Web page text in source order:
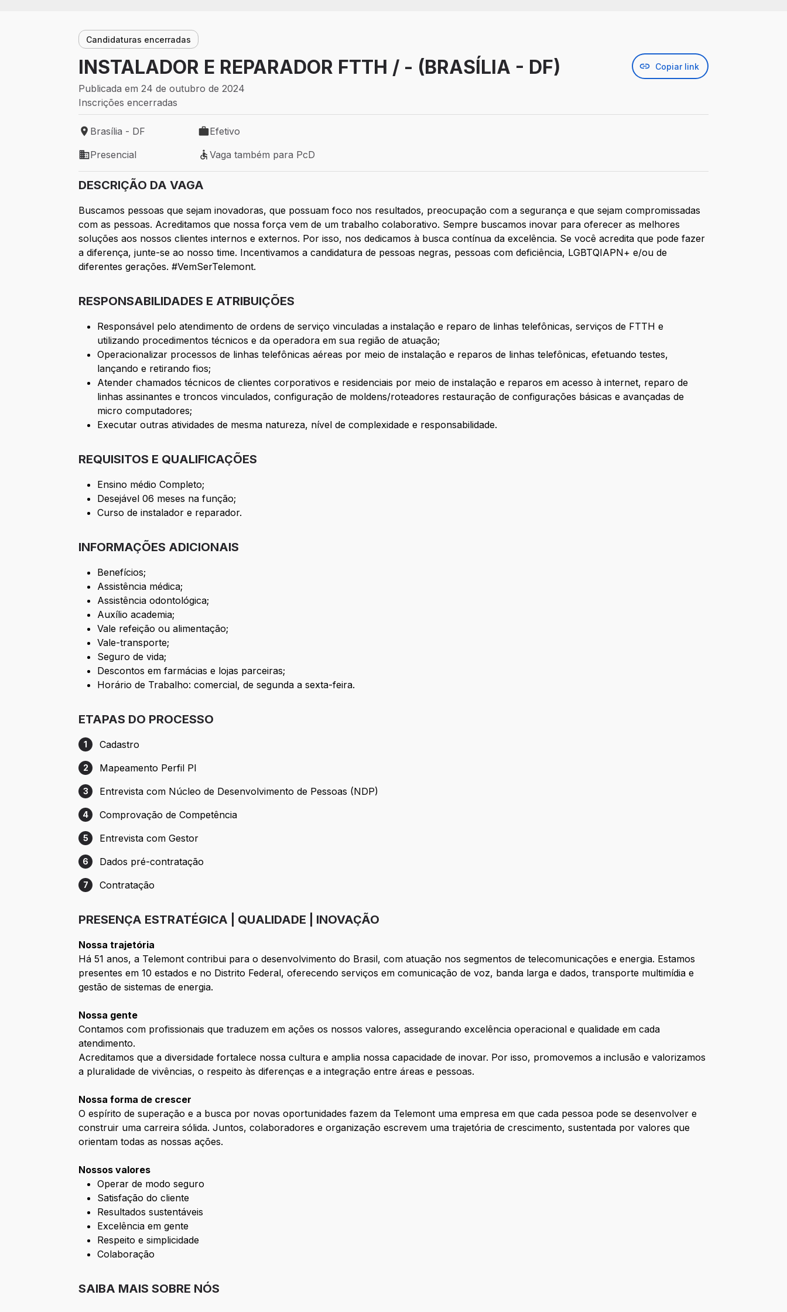
Candidaturas encerradas
INSTALADOR E REPARADOR FTTH / - (BRASÍLIA - DF) Copiar link
Publicada em 24 de outubro de 2024
Inscrições encerradas
Local de trabalho: Brasília - DF
Brasília - DF
Tipo de vaga: Efetivo
Efetivo
Modelo de trabalho: Presencial
Presencial
Vaga também para PcD
Vaga também para PcD
DESCRIÇÃO DA VAGA
Buscamos pessoas que sejam inovadoras, que possuam foco nos resultados, preocupação com a segurança e que sejam compromissadas
com as pessoas. Acreditamos que nossa força vem de um trabalho colaborativo. Sempre buscamos inovar para oferecer as melhores
soluções aos nossos clientes internos e externos. Por isso, nos dedicamos à busca contínua da excelência. Se você acredita que pode fazer
a diferença, junte-se ao nosso time. Incentivamos a candidatura de pessoas negras, pessoas com deficiência, LGBTQIAPN+ e/ou de
diferentes gerações. #VemSerTelemont.
RESPONSABILIDADES E ATRIBUIÇÕES
Responsável pelo atendimento de ordens de serviço vinculadas a instalação e reparo de linhas telefônicas, serviços de FTTH e
utilizando procedimentos técnicos e da operadora em sua região de atuação;
Operacionalizar processos de linhas telefônicas aéreas por meio de instalação e reparos de linhas telefônicas, efetuando testes,
lançando e retirando fios;
Atender chamados técnicos de clientes corporativos e residenciais por meio de instalação e reparos em acesso à internet, reparo de
linhas assinantes e troncos vinculados, configuração de moldens/roteadores restauração de configurações básicas e avançadas de
micro computadores;
Executar outras atividades de mesma natureza, nível de complexidade e responsabilidade.
REQUISITOS E QUALIFICAÇÕES
Ensino médio Completo;
Desejável 06 meses na função;
Curso de instalador e reparador.
INFORMAÇÕES ADICIONAIS
Benefícios;
Assistência médica;
Assistência odontológica;
Auxílio academia;
Vale refeição ou alimentação;
Vale-transporte;
Seguro de vida;
Descontos em farmácias e lojas parceiras;
Horário de Trabalho: comercial, de segunda a sexta-feira.
ETAPAS DO PROCESSO
Etapa 1: Cadastro
1 Cadastro
Etapa 2: Mapeamento Perfil PI
2 Mapeamento Perfil PI
Etapa 3: Entrevista com Núcleo de Desenvolvimento de Pessoas (NDP)
3 Entrevista com Núcleo de Desenvolvimento de Pessoas (NDP)
Etapa 4: Comprovação de Competência
4 Comprovação de Competência
Etapa 5: Entrevista com Gestor
5 Entrevista com Gestor
Etapa 6: Dados pré-contratação
6 Dados pré-contratação
Etapa 7: Contratação
7 Contratação
PRESENÇA ESTRATÉGICA | QUALIDADE | INOVAÇÃO
Nossa trajetória
Há 51 anos, a Telemont contribui para o desenvolvimento do Brasil, com atuação nos segmentos de telecomunicações e energia. Estamos
presentes em 10 estados e no Distrito Federal, oferecendo serviços em comunicação de voz, banda larga e dados, transporte multimídia e
gestão de sistemas de energia.
Nossa gente
Contamos com profissionais que traduzem em ações os nossos valores, assegurando excelência operacional e qualidade em cada
atendimento.
Acreditamos que a diversidade fortalece nossa cultura e amplia nossa capacidade de inovar. Por isso, promovemos a inclusão e valorizamos
a pluralidade de vivências, o respeito às diferenças e a integração entre áreas e pessoas.
Nossa forma de crescer
O espírito de superação e a busca por novas oportunidades fazem da Telemont uma empresa em que cada pessoa pode se desenvolver e
construir uma carreira sólida. Juntos, colaboradores e organização escrevem uma trajetória de crescimento, sustentada por valores que
orientam todas as nossas ações.
Nossos valores
Operar de modo seguro
Satisfação do cliente
Resultados sustentáveis
Excelência em gente
Respeito e simplicidade
Colaboração
SAIBA MAIS SOBRE NÓS